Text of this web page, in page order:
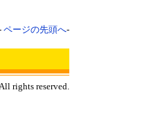
ページの先頭へ-
rights reserved.